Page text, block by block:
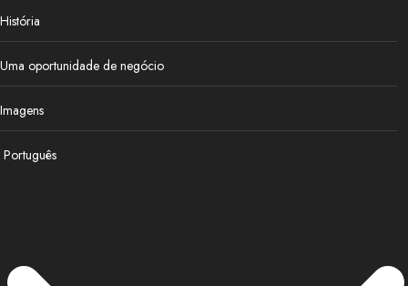
História
Uma oportunidade de negócio
Imagens
Português